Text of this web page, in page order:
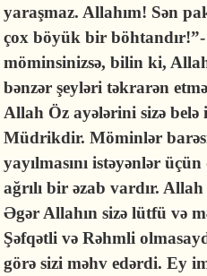
yaraşmaz. Allahım! Sən
çox böyük bir
möminsinizsə, bilin ki,
bənzər şeyləri təkrarən
Allah Öz ayələrini sizə
Müdrikdir. Möminlər
yayılmasını istəyənlər
ağrılı bir əzab vardır.
Əgər Allahın sizə lütfü və
Şəfqətli və Rəhmli
görə sizi məhv edərdi.Ey